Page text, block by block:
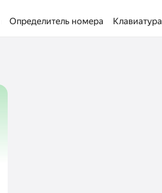
Определитель номера Клавиатура